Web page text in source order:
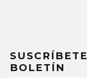
BOLETÍN